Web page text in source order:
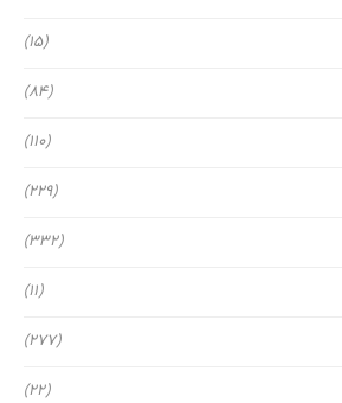
(15)
(84)
(110)
(229)
(332)
(11)
(277)
(22)